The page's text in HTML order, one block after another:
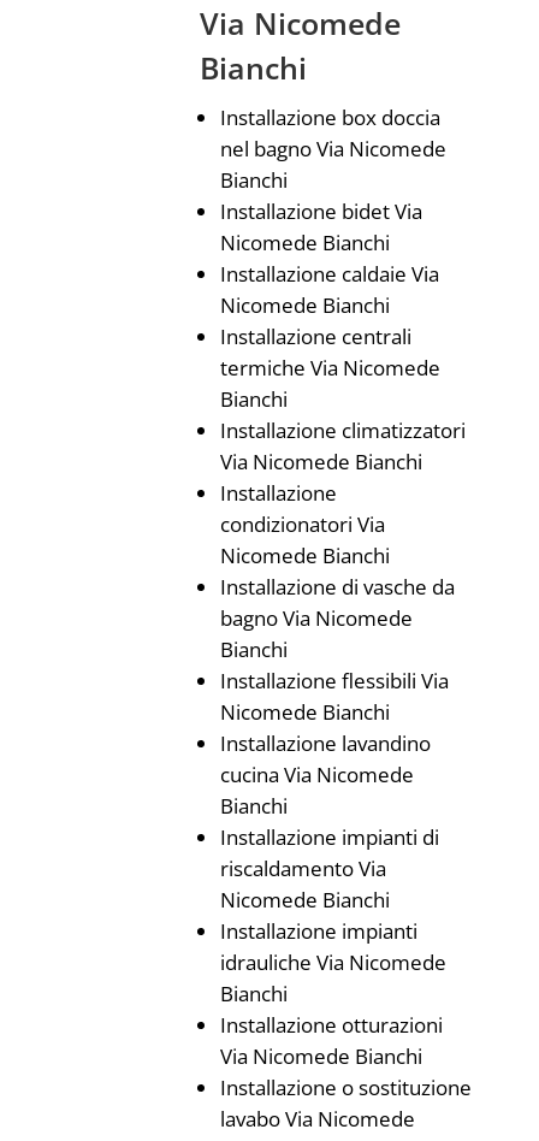
Via Nicomede
Bianchi
Installazione box doccia
nel bagno Via Nicomede
Bianchi
Installazione bidet Via
Nicomede Bianchi
Installazione caldaie Via
Nicomede Bianchi
Installazione centrali
termiche Via Nicomede
Bianchi
Installazione climatizzatori
Via Nicomede Bianchi
Installazione
condizionatori Via
Nicomede Bianchi
Installazione di vasche da
bagno Via Nicomede
Bianchi
Installazione flessibili Via
Nicomede Bianchi
Installazione lavandino
cucina Via Nicomede
Bianchi
Installazione impianti di
riscaldamento Via
Nicomede Bianchi
Installazione impianti
idrauliche Via Nicomede
Bianchi
Installazione otturazioni
Via Nicomede Bianchi
Installazione o sostituzione
lavabo Via Nicomede